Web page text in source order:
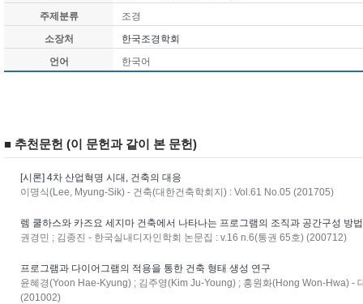
주제분류
조경
소장처
한국조경학회
언어
한국어
■ 추천문헌 (이 문헌과 같이 본 문헌)
[시론] 4차 산업혁명 시대, 건축의 대응
이명식(Lee, Myung-Sik) - 건축(대한건축학회지) : Vol.61 No.05 (201705)
렘 쿨하스와 카즈요 세지마 건축에서 나타나는 프로그램의 조직과 공간구성 방
권경민 ; 김종진 - 한국실내디자인학회 논문집 : v.16 n.6(통권 65호) (200712)
프로그램과 다이어그램의 적용을 통한 건축 형태 생성 연구
윤혜경(Yoon Hae-Kyung) ; 김주영(Kim Ju-Young) ; 홍원화(Hong Won-Hwa) -
(201002)